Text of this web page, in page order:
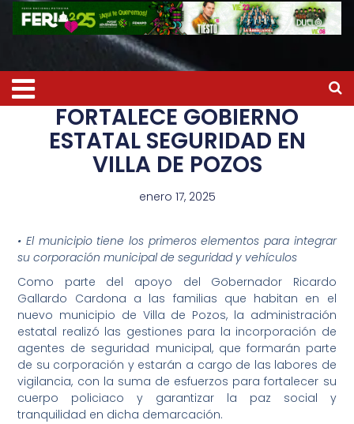
FORTALECE GOBIERNO
ESTATAL SEGURIDAD EN
VILLA DE POZOS
enero 17, 2025
• El municipio tiene los primeros elementos para integrar
su corporación municipal de seguridad y vehículos
Como parte del apoyo del Gobernador Ricardo
Gallardo Cardona a las familias que habitan en el
nuevo municipio de Villa de Pozos, la administración
estatal realizó las gestiones para la incorporación de
agentes de seguridad municipal, que formarán parte
de su corporación y estarán a cargo de las labores de
vigilancia, con la suma de esfuerzos para fortalecer su
cuerpo policiaco y garantizar la paz social y
tranquilidad en dicha demarcación.